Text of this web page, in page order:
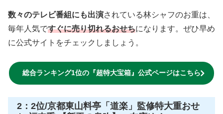
数々のテレビ番組にも出演されている林シャフのお重は、
毎年人気ですぐに売り切れるおせちになります。ぜひ早め
に公式サイトをチェックしましょう。
総合ランキング1位の『超特大宝箱』公式ページはこちら
2：2位/京都東山料亭「道楽」監修特大重おせ